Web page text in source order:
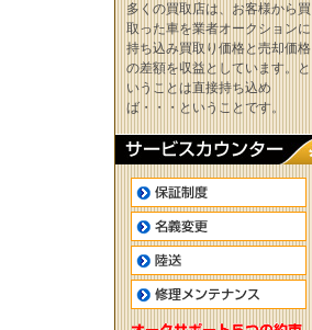
多くの買取店は、お客様から買
取った車を業者オークションに
持ち込み買取り価格と売却価格
の差額を収益としています。と
いうことは直接持ち込め
ば・・・ということです。